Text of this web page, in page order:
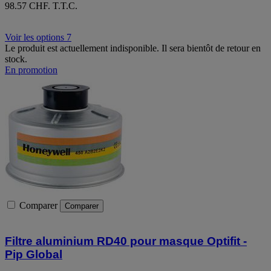
98.57 CHF. T.T.C.
Voir les options 7
Le produit est actuellement indisponible. Il sera bientôt de retour en
stock.
En promotion
Comparer Comparer
Filtre aluminium RD40 pour masque Optifit -
Pip Global